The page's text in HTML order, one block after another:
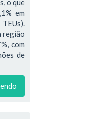
o que
em
região
com
de